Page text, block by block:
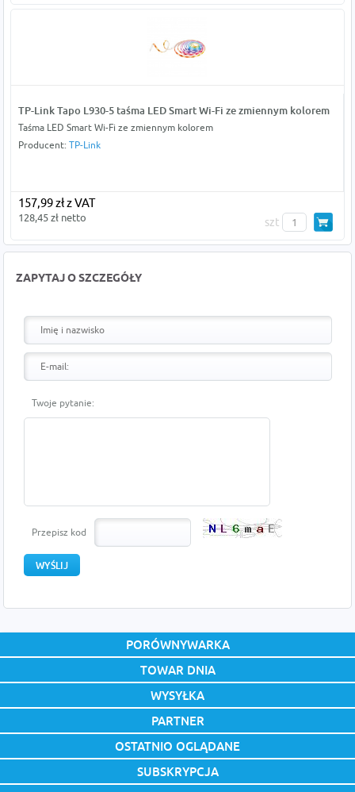
TP-Link Tapo L930-5 taśma LED Smart Wi-Fi ze zmiennym kolorem
Taśma LED Smart Wi-Fi ze zmiennym kolorem
Producent: TP-Link
157,99 zł z VAT
128,45 zł netto szt
ZAPYTAJ O SZCZEGÓŁY
Twoje pytanie:
Przepisz kod
PORÓWNYWARKA
TOWAR DNIA
WYSYŁKA
PARTNER
OSTATNIO OGLĄDANE
SUBSKRYPCJA